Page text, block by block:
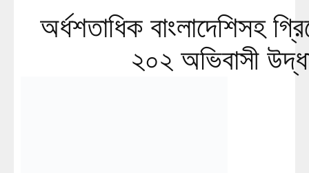
অর্ধশতাধিক বাংলাদেশিসহ
২০২ অভিবাসী